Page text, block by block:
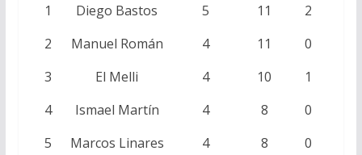
1 Diego Bastos 5 11
2
2
Manuel Román 4 11
0
3
El Melli 4 10
1
4
Ismael Martín 4 8
0
5
Marcos Linares 4 8
0